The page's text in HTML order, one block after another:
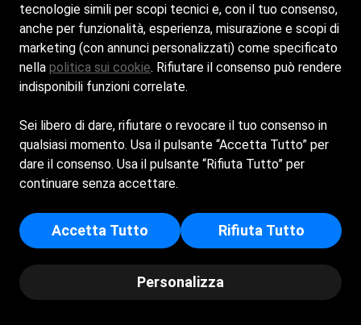
Contatti
info@beachbarstelladimare.it
+39 340 5443090
Cookie Policy
Privacy Policy
BEACH BAR STELLA DI MARE DI SIMONA CALARESU - Sede
Legale: VIA BADU E RIVU 5 - 08025 - OLIENA (NU) - Iscritta al
registro delle imprese di Nuoro - p.i/c.f: 01485430910 -
Numero REA: NU - 104936
tecnologie simili per scopi tecnici e, con il tuo consenso,
anche per funzionalità, esperienza, misurazione e scopi di
marketing (con annunci personalizzati) come specificato
nella politica sui cookie. Rifiutare il consenso può rendere
indisponibili funzioni correlate.
Sei libero di dare, rifiutare o revocare il tuo consenso in
qualsiasi momento. Usa il pulsante “Accetta Tutto” per
dare il consenso. Usa il pulsante “Rifiuta Tutto” per
continuare senza accettare.
Accetta Tutto Rifiuta Tutto
Personalizza